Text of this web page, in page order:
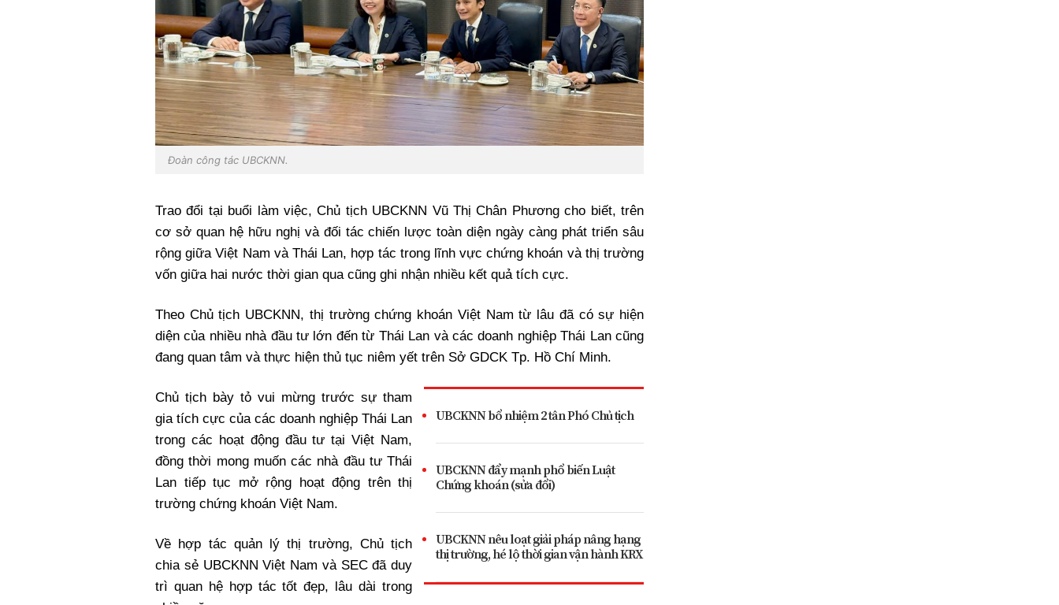
Đoàn công tác UBCKNN.
Trao đổi tại buổi làm việc, Chủ tịch UBCKNN Vũ Thị Chân Phương cho biết, trên
cơ sở quan hệ hữu nghị và đối tác chiến lược toàn diện ngày càng phát triển sâu
rộng giữa Việt Nam và Thái Lan, hợp tác trong lĩnh vực chứng khoán và thị trường
vốn giữa hai nước thời gian qua cũng ghi nhận nhiều kết quả tích cực.
Theo Chủ tịch UBCKNN, thị trường chứng khoán Việt Nam từ lâu đã có sự hiện
diện của nhiều nhà đầu tư lớn đến từ Thái Lan và các doanh nghiệp Thái Lan cũng
đang quan tâm và thực hiện thủ tục niêm yết trên Sở GDCK Tp. Hồ Chí Minh.
UBCKNN bổ nhiệm 2 tân Phó Chủ tịch
UBCKNN đẩy mạnh phổ biến Luật
Chứng khoán (sửa đổi)
UBCKNN nêu loạt giải pháp nâng hạng
thị trường, hé lộ thời gian vận hành KRX
Chủ tịch bày tỏ vui mừng trước sự tham
gia tích cực của các doanh nghiệp Thái Lan
trong các hoạt động đầu tư tại Việt Nam,
đồng thời mong muốn các nhà đầu tư Thái
Lan tiếp tục mở rộng hoạt động trên thị
trường chứng khoán Việt Nam.
Về hợp tác quản lý thị trường, Chủ tịch
chia sẻ UBCKNN Việt Nam và SEC đã duy
trì quan hệ hợp tác tốt đẹp, lâu dài trong